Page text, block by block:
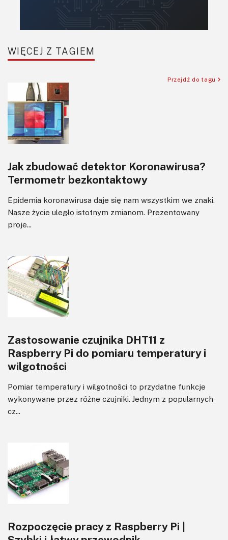
WIĘCEJ Z TAGIEM
Przejdź do tagu
Jak zbudować detektor Koronawirusa?
Termometr bezkontaktowy
Epidemia koronawirusa daje się nam wszystkim we znaki.
Nasze życie uległo istotnym zmianom. Prezentowany
proje...
Zastosowanie czujnika DHT11 z
Raspberry Pi do pomiaru temperatury i
wilgotności
Pomiar temperatury i wilgotności to przydatne funkcje
wykonywane przez różne czujniki. Jednym z popularnych
cz...
Rozpoczęcie pracy z Raspberry Pi |